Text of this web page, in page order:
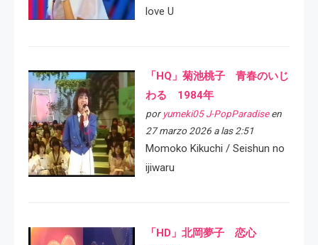
love U
「HQ」菊池桃子 青春のいじ
わる 1984年
por yumeki05 J-PopParadiseen
27 marzo 2026 a las 2:51
Momoko Kikuchi / Seishun no
ijiwaru
「HD」北岡夢子 恋心